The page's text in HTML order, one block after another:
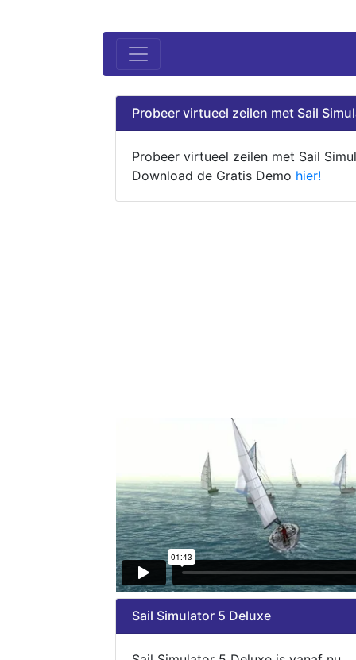
Probeer virtueel zeilen met Sail
Probeer virtueel zeilen met Sail
Download de Gratis Demo hier!
Sail Simulator 5 Deluxe